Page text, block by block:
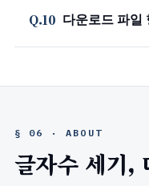
Q.10 다운로드 파일
§ 06 · ABOUT
글자수 세기,